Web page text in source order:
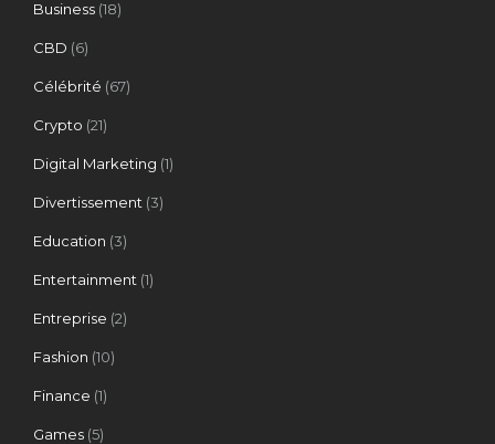
Business (18)
CBD (6)
Célébrité (67)
Crypto (21)
Digital Marketing (1)
Divertissement (3)
Education (3)
Entertainment (1)
Entreprise (2)
Fashion (10)
Finance (1)
Games (5)